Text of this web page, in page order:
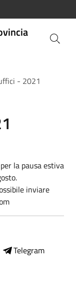
- 2021
la pausa estiva
inviare
Telegram